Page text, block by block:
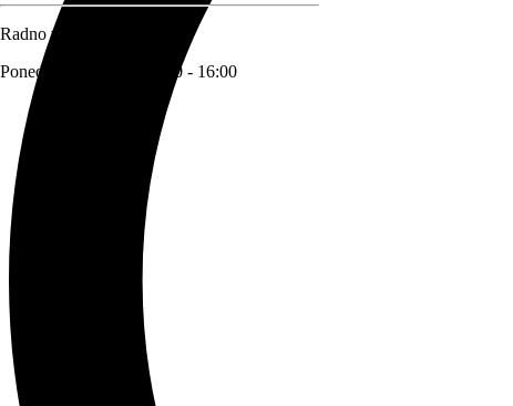
Radno vreme
Ponedeljak – Petak: 08:00 - 16:00